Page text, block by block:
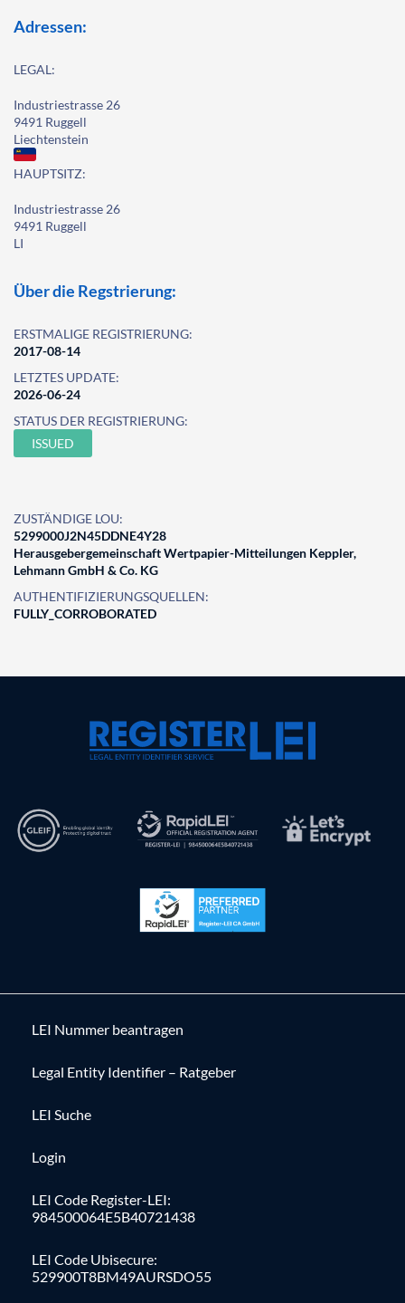
Adressen:
LEGAL:
Industriestrasse 26
9491 Ruggell
Liechtenstein
HAUPTSITZ:
Industriestrasse 26
9491 Ruggell
LI
Über die Regstrierung:
ERSTMALIGE REGISTRIERUNG:
2017-08-14
LETZTES UPDATE:
2026-06-24
STATUS DER REGISTRIERUNG:
ISSUED
ZUSTÄNDIGE LOU:
5299000J2N45DDNE4Y28
Herausgebergemeinschaft Wertpapier-Mitteilungen Keppler,
Lehmann GmbH & Co. KG
AUTHENTIFIZIERUNGSQUELLEN:
FULLY_CORROBORATED
LEI Nummer beantragen
Legal Entity Identifier – Ratgeber
LEI Suche
Login
LEI Code Register-LEI:
984500064E5B40721438
LEI Code Ubisecure:
529900T8BM49AURSDO55